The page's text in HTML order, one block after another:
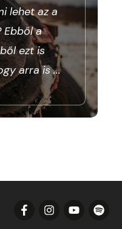
lehet az a
a
ezt is
arra is...